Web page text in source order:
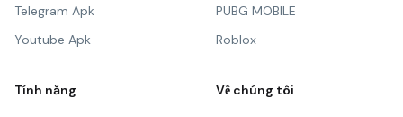
Telegram Apk
Youtube Apk
PUBG MOBILE
Roblox
Tính năng Về chúng tôi